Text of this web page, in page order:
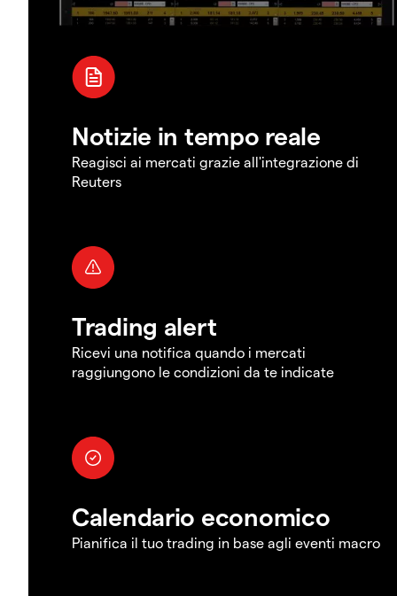
Notizie in tempo reale
Reagisci ai mercati grazie all'integrazione di
Reuters
Trading alert
Ricevi una notifica quando i mercati
raggiungono le condizioni da te indicate
Calendario economico
Pianifica il tuo trading in base agli eventi macro